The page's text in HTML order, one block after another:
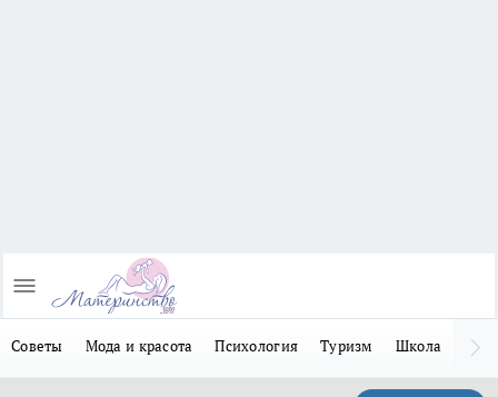
Советы Мода и красота Психология Туризм Школа